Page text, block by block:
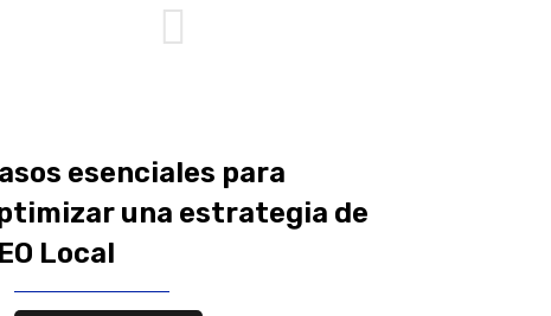
esenciales para
una estrategia de
Local